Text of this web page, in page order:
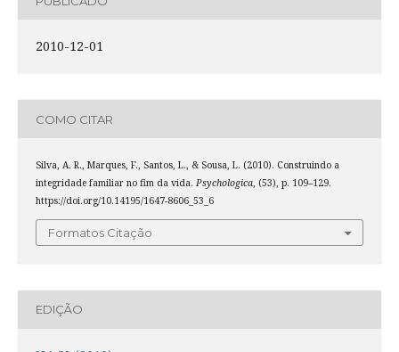
2010-12-01
COMO CITAR
Silva, A. R., Marques, F., Santos, L., & Sousa, L. (2010). Construindo a
integridade familiar no fim da vida. Psychologica, (53), p. 109–129.
https://doi.org/10.14195/1647-8606_53_6
Formatos Citação
EDIÇÃO